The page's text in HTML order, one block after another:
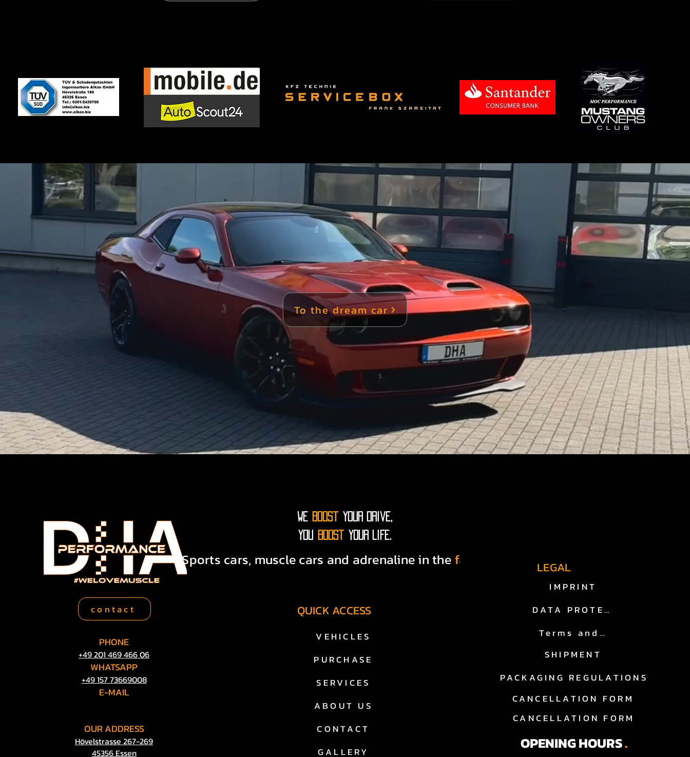
Bei DHA Performance erhalten Sie us cars in essen, die bereits geprüft, vorbereitet und für den deutschen Markt optimiert
sind. So vermeiden Sie Risiken beim Eigenimport und sparen Zeit sowie Kosten.
Muscle Car kaufen in Essen – echte Power erleben
Ein muscle car kaufen in essen bedeutet mehr als nur ein Auto zu erwerben – es ist eine Entscheidung für Emotion,
Beliebte Muscle Cars bei DHA Performance
Dodge Charger
Chevrolet Camaro
Ford Mustang GT
Ford Shelby GT
Viele Kunden entscheiden sich bewusst für muscle car kaufen in essen, da sie hier echte Fahrzeuge sehen und
vergleichen können – nicht nur Bilder.
Amerikanische Sportwagen in Essen – Performance ohne Kompromisse
Unsere Auswahl an amerikanische sportwagen in essen richtet sich an Fahrer, die kompromisslose Leistung mit
ikonischem Design kombinieren wollen. Diese Fahrzeuge stehen für Beschleunigung, Präsenz und Fahrspaß auf
Egal ob V8-Saugmotor oder Kompressor – amerikanische sportwagen in essen bei DHA Performance erfüllen höchste
Ansprüche an Performance und Optik.
Unsere Qualitätsstandards für Gebrauchtfahrzeuge
Als spezialisierter us car händler in essen konzentrieren wir uns ausschließlich auf amerikanische Fahrzeuge. Keine
Mischware, kein Massenhandel – sondern Leidenschaft und Expertise.
To the dream car
contact
PHONE
+49 201 469 466 06
WHATSAPP
+49 157 73669008
E-MAIL
OUR ADDRESS
Hövelstrasse 267-269
45356 Essen
WE Boost
your drive,
You
boost your life.
Sports cars, muscle cars and adrenaline in thefast lane.
QUICK ACCESS
VEHICLES
PURCHASE
SERVICES
ABOUT US
CONTACT
GALLERY
LEGAL
IMPRINT
DATA PROTECTION
SHIPMENT
Terms and Conditions
PACKAGING REGULATIONS
CANCELLATION FORM
CANCELLATION FORM
OPENING HOURS.